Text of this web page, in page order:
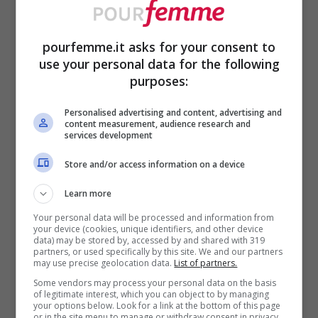
economica ed è facile da raggiungere.
Stiamo parlando dellaRiserva Naturale di
Torre Salsa, qui potrai trovare diverse
le giornate nell’acqua cristallina della
Sicilia.
Per chi ama ilmare e la natura
prenotare le vacanze nei pressi della
Riserva Naturale di Vendicari. Un luogo
piccolo ma incantevole, il colore de mare è
uno dei motivi per cui almeno una volta
pourfemme.it asks for your consent to
use your personal data for the following
purposes:
Personalised advertising and content, advertising and
content measurement, audience research and
services development
Store and/or access information on a device
Learn more
Your personal data will be processed and information from
your device (cookies, unique identifiers, and other device
data) may be stored by, accessed by and shared with 319
partners, or used specifically by this site. We and our partners
may use precise geolocation data. List of partners.
Some vendors may process your personal data on the basis
of legitimate interest, which you can object to by managing
your options below. Look for a link at the bottom of this page